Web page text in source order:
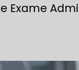
Exame